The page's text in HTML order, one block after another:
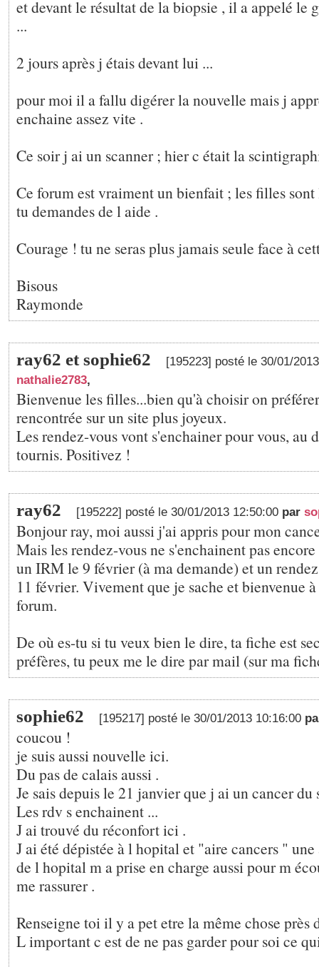
et devant le résultat de la biopsie , il a appelé le
...
2 jours après j étais devant lui ...
pour moi il a fallu digérer la nouvelle mais j
enchaine assez vite .
Ce soir j ai un scanner ; hier c était la
Ce forum est vraiment un bienfait ; les filles
tu demandes de l aide .
Courage ! tu ne seras plus jamais seule face à
Bisous
Raymonde
ray62 et sophie62
[195223] posté le 30/01/
nathalie2783,
Bienvenue les filles...bien qu'à choisir on
rencontrée sur un site plus joyeux.
Les rendez-vous vont s'enchainer pour vous, au
tournis. Positivez !
ray62 [195222] posté le 30/01/2013 12:50:00 par
Bonjour ray, moi aussi j'ai appris pour mon
Mais les rendez-vous ne s'enchainent pas
un IRM le 9 février (à ma demande) et un
11 février. Vivement que je sache et bienvenue
forum.
De où es-tu si tu veux bien le dire, ta fiche est
préfères, tu peux me le dire par mail (sur ma
sophie62 [195217] posté le 30/01/2013 10:16:00
coucou !
je suis aussi nouvelle ici.
Du pas de calais aussi .
Je sais depuis le 21 janvier que j ai un cancer du
Les rdv s enchainent ...
J ai trouvé du réconfort ici .
J ai été dépistée à l hopital et "aire cancers "
de l hopital m a prise en charge aussi pour m
me rassurer .
Renseigne toi il y a pet etre la même chose près
L important c est de ne pas garder pour soi ce